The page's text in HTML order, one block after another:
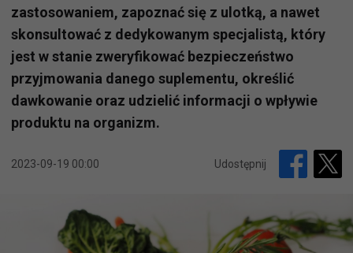
zastosowaniem, zapoznać się z ulotką, a nawet
skonsultować z dedykowanym specjalistą, który
jest w stanie zweryfikować bezpieczeństwo
przyjmowania danego suplementu, określić
dawkowanie oraz udzielić informacji o wpływie
produktu na organizm.
2023-09-19 00:00 Udostępnij